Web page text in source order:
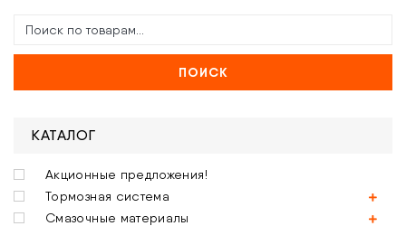
ПОИСК
КАТАЛОГ
Акционные предложения!
Тормозная система
Смазочные материалы